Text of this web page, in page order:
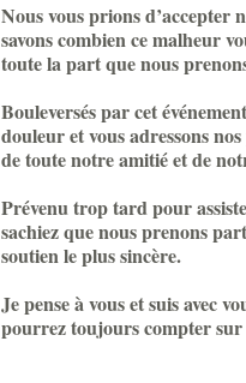
Nous vous prions d’accepter
savons combien ce malheur
toute la part que nous
Bouleversés par cet
douleur et vous adressons
de toute notre amitié et de
Prévenu trop tard pour
sachiez que nous prenons
soutien le plus sincère.
Je pense à vous et suis avec
pourrez toujours compter